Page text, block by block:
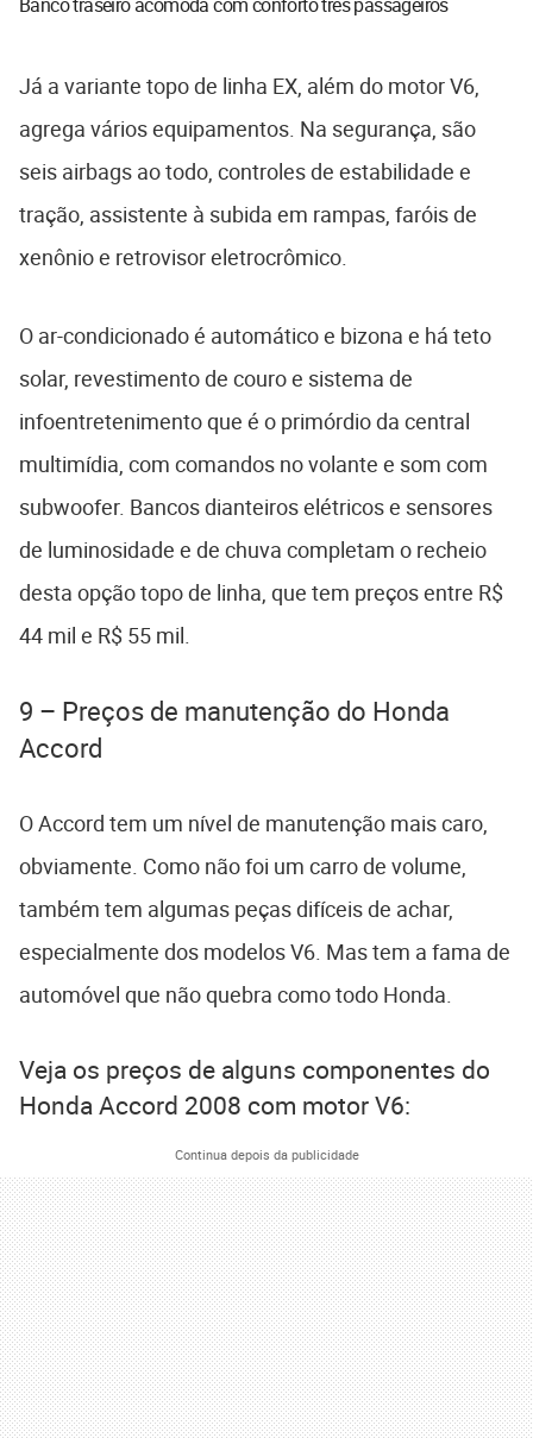
Já a variante topo de linha EX, além do motor V6,
agrega vários equipamentos. Na segurança, são
seis airbags ao todo, controles de estabilidade e
tração, assistente à subida em rampas, faróis de
xenônio e retrovisor eletrocrômico.
O ar-condicionado é automático e bizona e há teto
solar, revestimento de couro e sistema de
infoentretenimento que é o primórdio da central
multimídia, com comandos no volante e som com
subwoofer. Bancos dianteiros elétricos e sensores
de luminosidade e de chuva completam o recheio
desta opção topo de linha, que tem preços entre R$
44 mil e R$ 55 mil.
9 – Preços de manutenção do Honda
Accord
O Accord tem um nível de manutenção mais caro,
obviamente. Como não foi um carro de volume,
também tem algumas peças difíceis de achar,
especialmente dos modelos V6. Mas tem a fama de
automóvel que não quebra como todo Honda.
Veja os preços de alguns componentes do
Honda Accord 2008 com motor V6:
Continua depois da publicidade